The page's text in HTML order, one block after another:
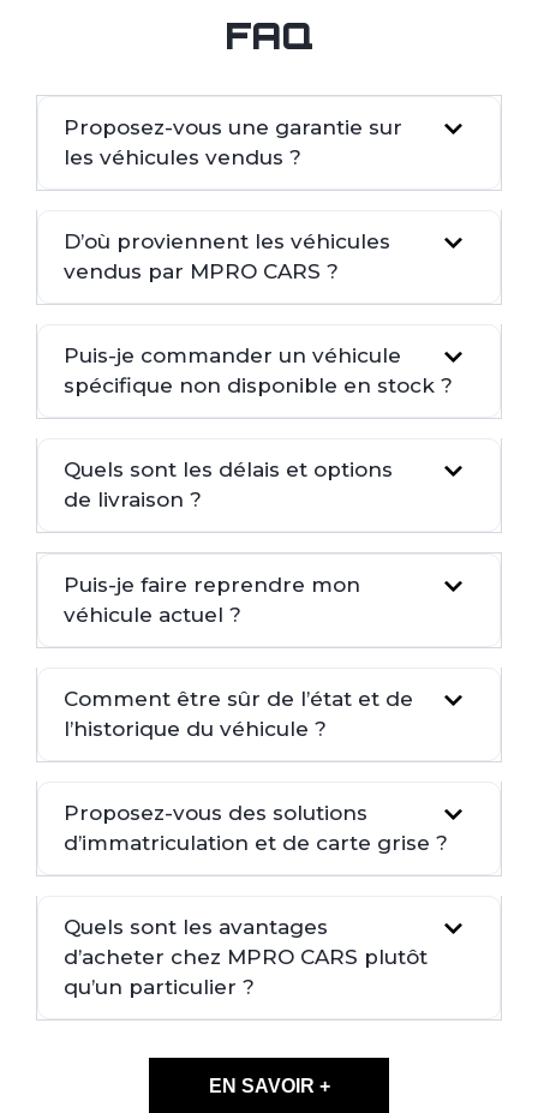
FAQ
Proposez-vous une garantie sur
les véhicules vendus ?
D’où proviennent les véhicules
vendus par MPRO CARS ?
Puis-je commander un véhicule
spécifique non disponible en stock ?
Quels sont les délais et options
de livraison ?
Puis-je faire reprendre mon
véhicule actuel ?
Comment être sûr de l’état et de
l’historique du véhicule ?
Proposez-vous des solutions
d’immatriculation et de carte grise ?
Quels sont les avantages
d’acheter chez MPRO CARS plutôt
qu’un particulier ?
EN SAVOIR +